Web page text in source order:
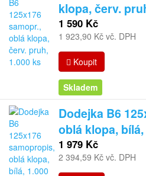
klopa, červ.
1 590 Kč
1 923,90 Kč vč. DPH
Koupit
Skladem
Dodejka B6
oblá klopa,
1 979 Kč
2 394,59 Kč vč. DPH